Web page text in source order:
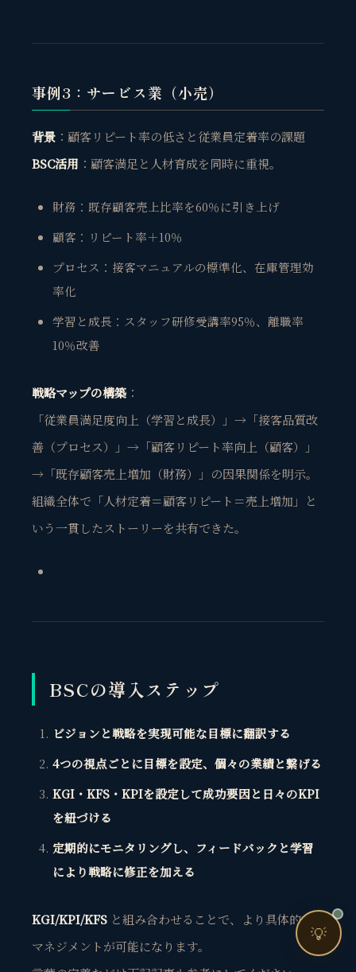
事例3：サービス業（小売）
背景 ：顧客リピート率の低さと従業員定着率の課題
BSC活用 ：顧客満足と人材育成を同時に重視。
財務：既存顧客売上比率を60％に引き上げ
顧客：リピート率＋10％
プロセス：接客マニュアルの標準化、在庫管理効
率化
学習と成長：スタッフ研修受講率95％、離職率
10％改善
戦略マップの構築 ：
「従業員満足度向上（学習と成長）」→「接客品質改
善（プロセス）」→「顧客リピート率向上（顧客）」
→「既存顧客売上増加（財務）」の因果関係を明示。
組織全体で「人材定着＝顧客リピート＝売上増加」と
いう一貫したストーリーを共有できた。
BSCの導入ステップ
ビジョンと戦略を実現可能な目標に翻訳する
4つの視点ごとに目標を設定、個々の業績と繋げる
KGI・KFS・KPIを設定して成功要因と日々のKPI
を紐づける
定期的にモニタリングし、フィードバックと学習
により戦略に修正を加える
KGI/KPI/KFS と組み合わせることで、より具体的な
マネジメントが可能になります。
💡
売上・集客・ブランドの悩みをお聞きします。
🤝 コンサルティングって？
🧭 個人コーチングとは？